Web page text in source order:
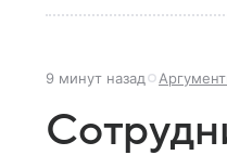
9 минут назад